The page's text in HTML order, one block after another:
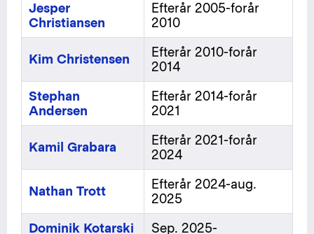
Jesper
Christiansen
Efterår 2005-forår
2010
Kim Christensen
Efterår 2010-forår
2014
Stephan
Andersen
Efterår 2014-forår
2021
Kamil Grabara
Efterår 2021-forår
2024
Nathan Trott
Efterår 2024-aug.
2025
Dominik Kotarski
Sep. 2025-